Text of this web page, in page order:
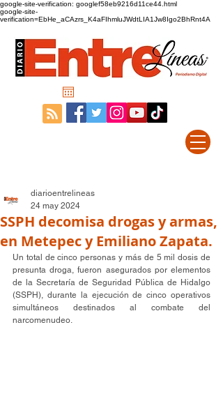
google-site-verification: googlef58eb9216d11ce44.html
google-site-
verification=EbHe_aCAzrs_K4aFIhmluJWdtLIA1Jw8Igo2BhRnt4A
SSPH decomisa drogas y armas,
en Metepec y Emiliano Zapata.
diarioentrelineas
24 may 2024
Un total de cinco personas y más de 5 mil dosis de
presunta droga, fueron asegurados por elementos
de la Secretaría de Seguridad Pública de Hidalgo
(SSPH), durante la ejecución de cinco operativos
simultáneos destinados al combate del
narcomenudeo.